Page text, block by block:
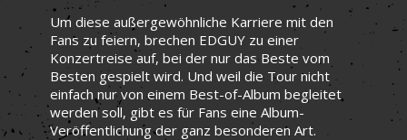
Um diese außergewöhnliche Karriere mit den
Fans zu feiern, brechen EDGUY zu einer
Konzertreise auf, bei der nur das Beste vom
Besten gespielt wird. Und weil die Tour nicht
einfach nur von einem Best-of-Album begleitet
werden soll, gibt es für Fans eine Album-
Veröffentlichung der ganz besonderen Art.